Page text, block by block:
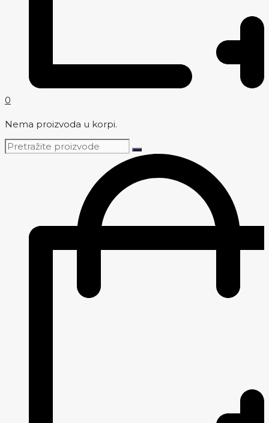
0
Nema proizvoda u korpi.